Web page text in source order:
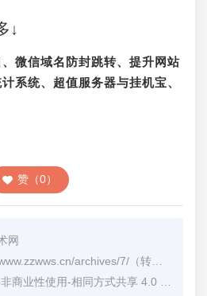
↓
微信域名防封跳转、提升网站
系统、超值服务器与挂机宝、
赞（0）
网
archives/7/ （转载时请注明本文出处及文章链接）
业性使用-相同方式共享 4.0 国际 (CC BY-NC-SA 4.0)